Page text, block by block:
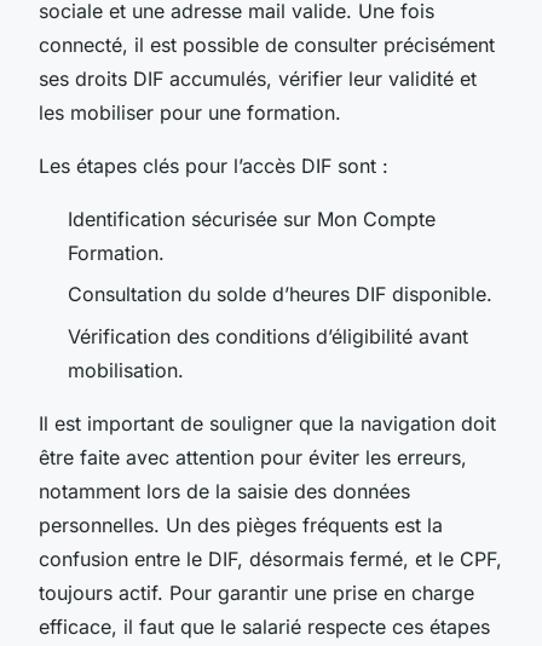
sociale et une adresse mail valide. Une fois
connecté, il est possible de consulter précisément
ses droits DIF accumulés, vérifier leur validité et
les mobiliser pour une formation.
Les étapes clés pour l’accès DIF sont :
Identification sécurisée sur Mon Compte
Formation.
Consultation du solde d’heures DIF disponible.
Vérification des conditions d’éligibilité avant
mobilisation.
Il est important de souligner que la navigation doit
être faite avec attention pour éviter les erreurs,
notamment lors de la saisie des données
personnelles. Un des pièges fréquents est la
confusion entre le DIF, désormais fermé, et le CPF,
toujours actif. Pour garantir une prise en charge
efficace, il faut que le salarié respecte ces étapes